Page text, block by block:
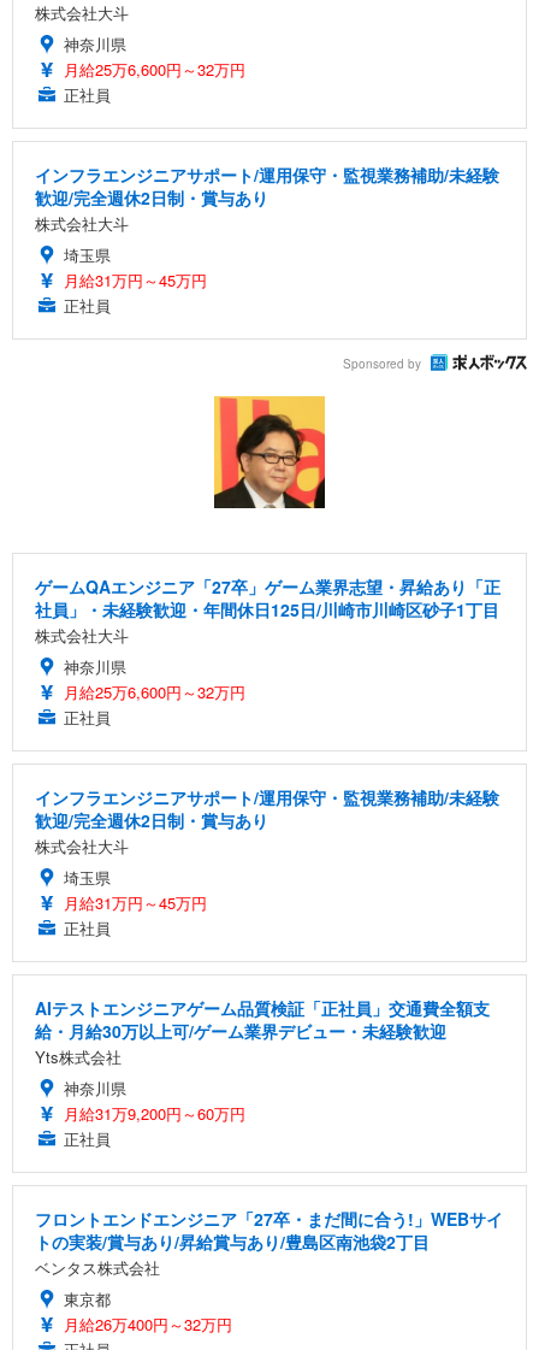
株式会社大斗
神奈川県
月給25万6,600円～32万円
正社員
インフラエンジニアサポート/運用保守・監視業務補助/未経験
歓迎/完全週休2日制・賞与あり
株式会社大斗
埼玉県
月給31万円～45万円
正社員
Sponsored by
ゲームQAエンジニア「27卒」ゲーム業界志望・昇給あり「正
社員」・未経験歓迎・年間休日125日/川崎市川崎区砂子1丁目
株式会社大斗
神奈川県
月給25万6,600円～32万円
正社員
インフラエンジニアサポート/運用保守・監視業務補助/未経験
歓迎/完全週休2日制・賞与あり
株式会社大斗
埼玉県
月給31万円～45万円
正社員
AIテストエンジニアゲーム品質検証「正社員」交通費全額支
給・月給30万以上可/ゲーム業界デビュー・未経験歓迎
Yts株式会社
神奈川県
月給31万9,200円～60万円
正社員
フロントエンドエンジニア「27卒・まだ間に合う!」WEBサイ
トの実装/賞与あり/昇給賞与あり/豊島区南池袋2丁目
ベンタス株式会社
東京都
月給26万400円～32万円